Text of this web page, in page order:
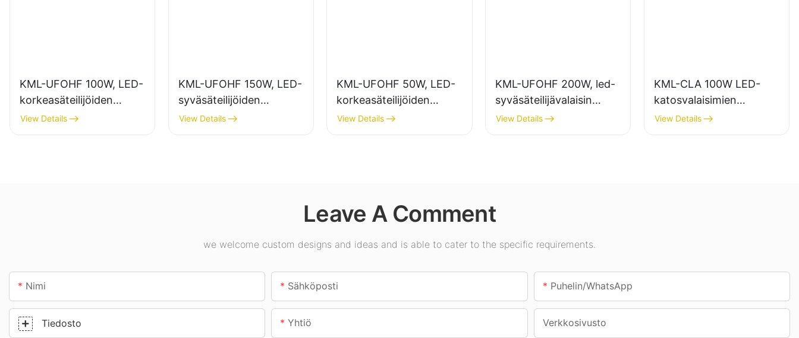
KML-UFOHF 100W, LED-
korkeasäteilijöiden
valaisintoimittaja
teollisuuslaitoksiin,
View Details
KML-UFOHF 150W, LED-
syväsäteilijöiden
valaisintoimittaja
sisävalaistukseen
View Details
KML-UFOHF 50W, LED-
korkeasäteilijöiden
valaisintoimittaja
teollisuuslaitoksiin,
View Details
KML-UFOHF 200W, led-
syväsäteilijävalaisin
sisävalaistukseen
näyttelyhalleihin,
View Details
KML-CLA 100W LED-
katosvalaisimien
toimittaja sisätiloihin,
kuten huoltoasemille ja
View Details
Leave A Comment
we welcome custom designs and ideas and is able to cater to the specific requirements.
Nimi Sähköposti Puhelin/WhatsApp
Tiedosto Yhtiö Verkkosivusto